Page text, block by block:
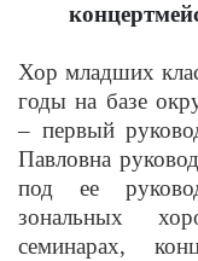
Хор младших
годы на базе
– первый
Павловна
под ее
зональных
семинарах,